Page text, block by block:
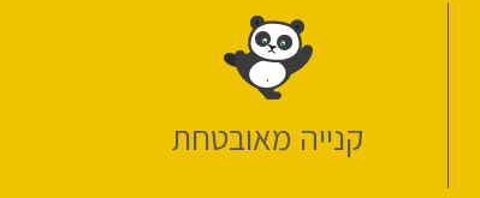
קנייה מאובטחת